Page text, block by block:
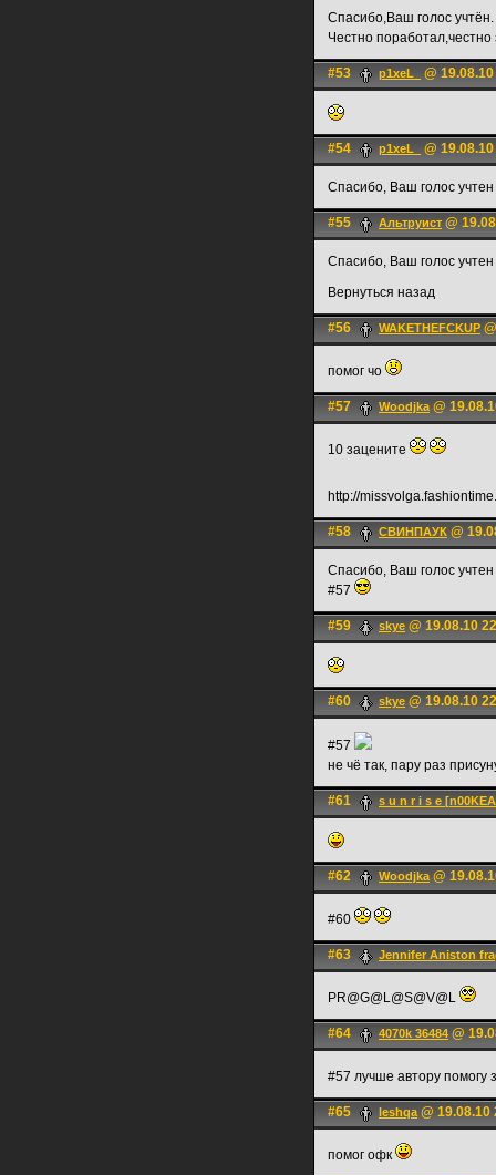
Спасибо,Ваш голос учтён.
Честно поработал,честно
#53 p1xeL_ @
#54 p1xeL_ @
Спасибо, Ваш голос учтен
#55 Альтруист @
Спасибо, Ваш голос учтен
Вернуться назад
#56 WAKETHEFCKUP
помог чо
#57 Woodjka@
10 зацените
http://
#58 СВИНПАУК @
Спасибо, Ваш голос учтен
#57
#59 skye @ 19.08.10
#60 skye @ 19.08.10
#57
не чё так, пару раз
#61 s u n r i s e
#62 Woodjka@
#60
#63 Jennifer Aniston
PR@G@L@S@V@L
#64 4070k 36484 @
#57 лучше автору помогу
#65 leshqa@ 19.08.10
помог офк